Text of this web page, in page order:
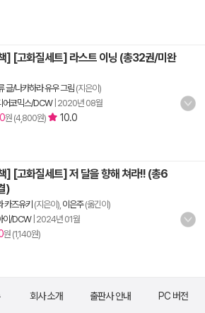
] [고화질세트] 라스트 이닝 (총32권/미완
글/나카하라 유우 그림 (지은이)
어코믹스/DCW| 2020년 08월
원 (4,800원) 10.0
] [고화질세트] 저 달을 향해 쳐라!! (총6
)
카즈유키 (지은이), 이은주(옮긴이)
이/DCW| 2024년 01월
원 (1,140원)
회사 소개 출판사 안내 PC 버전